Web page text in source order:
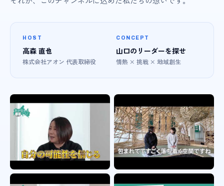
HOST
高森 直也
株式会社アオン 代表取締役
CONCEPT
山口のリーダーを探せ
情熱 × 挑戦 × 地域創生